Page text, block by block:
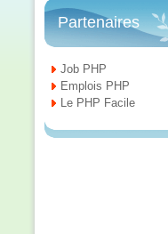
Partenaires
Job PHP
Emplois PHP
Le PHP Facile